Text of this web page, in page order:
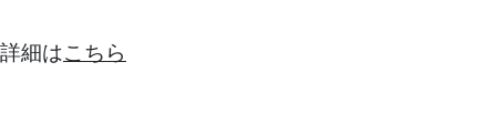
詳細はこちら